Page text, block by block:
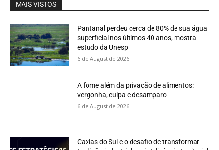
MAIS VISTOS
Pantanal perdeu cerca de 80% de sua água
superficial nos últimos 40 anos, mostra
estudo da Unesp
6 de August de 2026
A fome além da privação de alimentos:
vergonha, culpa e desamparo
6 de August de 2026
Caxias do Sul e o desafio de transformar